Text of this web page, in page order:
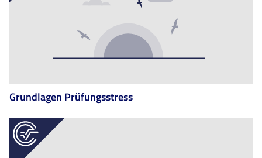
Grundlagen Prüfungsstress